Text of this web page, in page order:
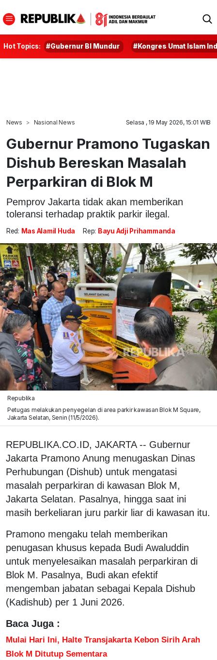
Hot Topics: #Gubernur BI Mundur #Kongres Umat Islam
News Nasional News Selasa , 19 May 2026, 15:01 WIB
Gubernur Pramono Tugaskan
Dishub Bereskan Masalah
Perparkiran di Blok M
Pemprov Jakarta tidak akan memberikan
toleransi terhadap praktik parkir ilegal.
Red: Mas Alamil Huda Rep: Bayu Adji Prihammanda
Republika
Petugas melakukan penyegelan di area parkir kawasan Blok M Square,
Jakarta Selatan, Senin (11/5/2026).
REPUBLIKA.CO.ID, JAKARTA -- Gubernur
Jakarta Pramono Anung menugaskan Dinas
Perhubungan (Dishub) untuk mengatasi
masalah perparkiran di kawasan Blok M,
Jakarta Selatan. Pasalnya, hingga saat ini
masih berkeliaran juru parkir liar di kawasan itu.
Pramono mengaku telah memberikan
penugasan khusus kepada Budi Awaluddin
untuk menyelesaikan masalah perparkiran di
Blok M. Pasalnya, Budi akan efektif
mengemban jabatan sebagai Kepala Dishub
(Kadishub) per 1 Juni 2026.
Baca Juga :
Mulai Hari Ini, Halte Transjakarta Kebon Sirih Arah
Blok M Ditutup Sementara